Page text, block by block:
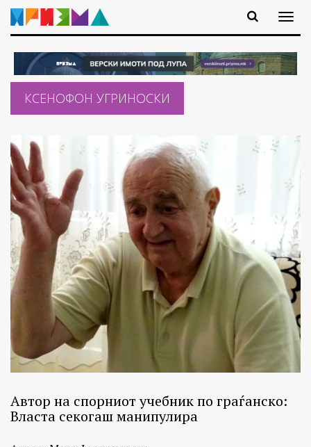
КСЕНОФОН УГРИНОСКИ
Автор на спорниот учебник по граѓанско:
Власта секогаш манипулира